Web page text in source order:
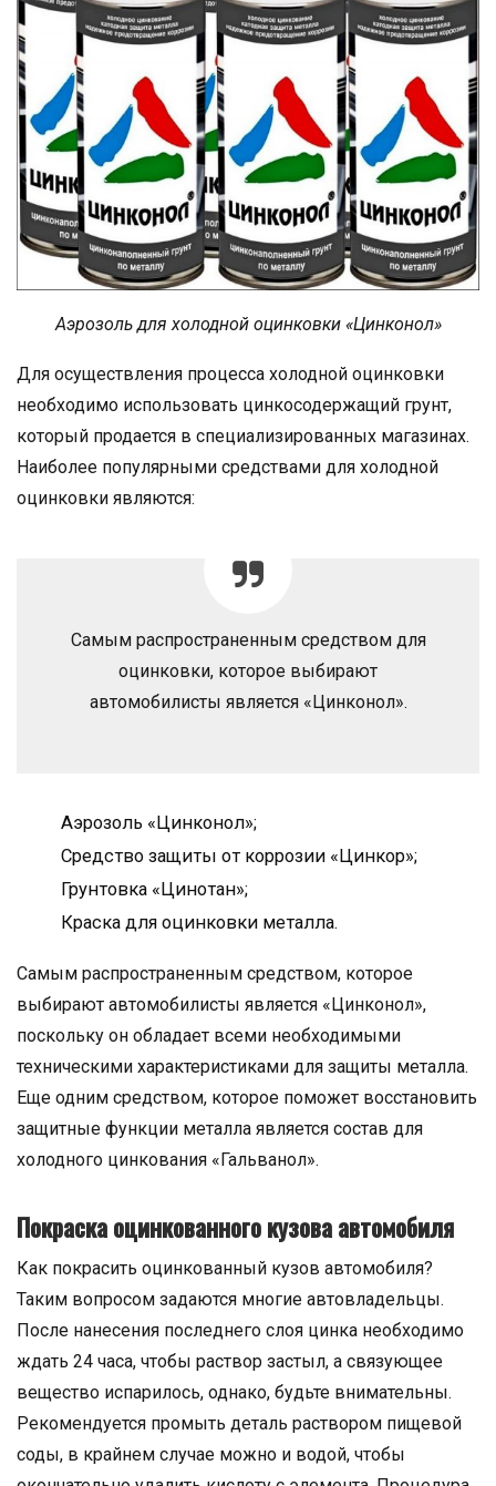
Аэрозоль для холодной оцинковки «Цинконол»
Для осуществления процесса холодной оцинковки
необходимо использовать цинкосодержащий грунт,
который продается в специализированных магазинах.
Наиболее популярными средствами для холодной
оцинковки являются:
Самым распространенным средством для
оцинковки, которое выбирают
автомобилисты является «Цинконол».
Аэрозоль «Цинконол»;
Средство защиты от коррозии «Цинкор»;
Грунтовка «Цинотан»;
Краска для оцинковки металла.
Самым распространенным средством, которое
выбирают автомобилисты является «Цинконол»,
поскольку он обладает всеми необходимыми
техническими характеристиками для защиты металла.
Еще одним средством, которое поможет восстановить
защитные функции металла является состав для
холодного цинкования «Гальванол».
Покраска оцинкованного кузова автомобиля
Как покрасить оцинкованный кузов автомобиля?
Таким вопросом задаются многие автовладельцы.
После нанесения последнего слоя цинка необходимо
ждать 24 часа, чтобы раствор застыл, а связующее
вещество испарилось, однако, будьте внимательны.
Рекомендуется промыть деталь раствором пищевой
соды, в крайнем случае можно и водой, чтобы